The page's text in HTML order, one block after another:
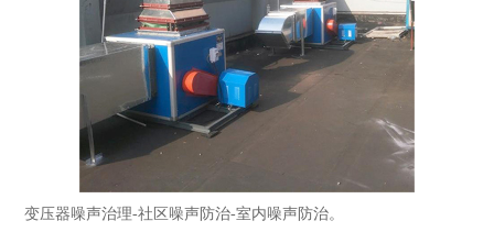
变压器噪声治理-社区噪声防治-室内噪声防治。